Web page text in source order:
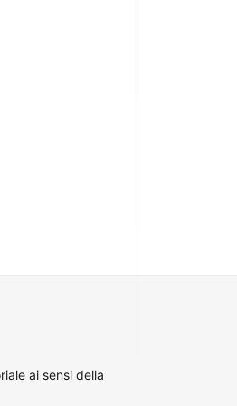
ai sensi della